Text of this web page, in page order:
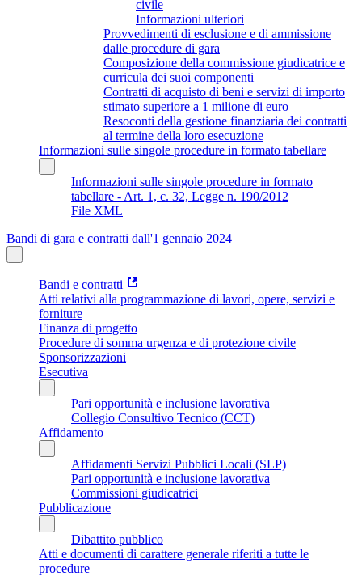
civile
Informazioni ulteriori
Provvedimenti di esclusione e di ammissione
dalle procedure di gara
Composizione della commissione giudicatrice e
curricula dei suoi componenti
Contratti di acquisto di beni e servizi di importo
stimato superiore a 1 milione di euro
Resoconti della gestione finanziaria dei contratti
al termine della loro esecuzione
Informazioni sulle singole procedure in formato tabellare
Informazioni sulle singole procedure in formato
tabellare - Art. 1, c. 32, Legge n. 190/2012
File XML
Bandi di gara e contratti dall'1 gennaio 2024
Bandi e contratti
Atti relativi alla programmazione di lavori, opere, servizi e
forniture
Finanza di progetto
Procedure di somma urgenza e di protezione civile
Sponsorizzazioni
Esecutiva
Pari opportunità e inclusione lavorativa
Collegio Consultivo Tecnico (CCT)
Affidamento
Affidamenti Servizi Pubblici Locali (SLP)
Pari opportunità e inclusione lavorativa
Commissioni giudicatrici
Pubblicazione
Dibattito pubblico
Atti e documenti di carattere generale riferiti a tutte le
procedure